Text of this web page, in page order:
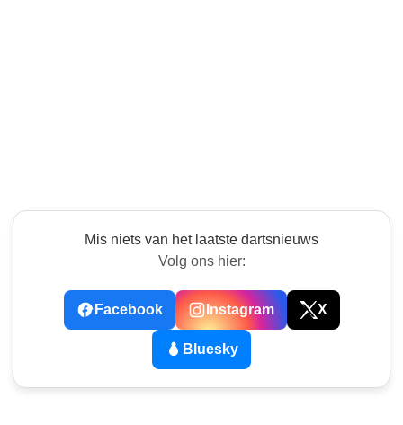
Mis niets van het laatste dartsnieuws
Volg ons hier:
Facebook Instagram X
Bluesky